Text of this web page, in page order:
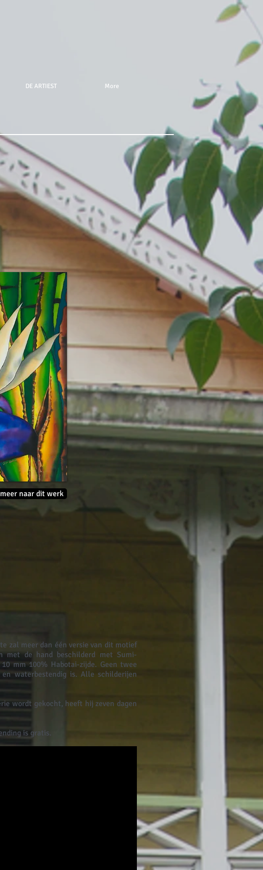
DE ARTIEST More
naar dit werk
zal meer dan één versie van dit motief
met de hand beschilderd met Sumi-
mm 100% Habotai-zijde. Geen twee
waterbestendig is. Alle schilderijen
wordt gekocht, heeft hij zeven dagen
is gratis.